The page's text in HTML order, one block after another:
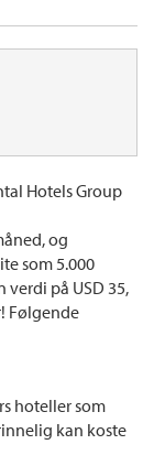
Hotels Group
og
som 5.000
verdi på USD 35,
Følgende
hoteller som
kan koste